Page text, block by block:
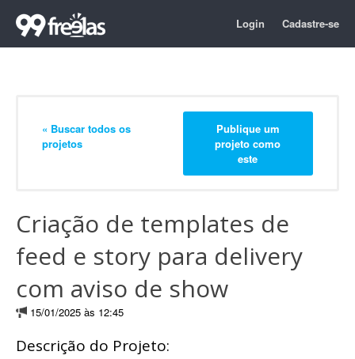
Login Cadastre-se
« Buscar todos os
projetos
Publique um
projeto como
este
Criação de templates de
feed e story para delivery
com aviso de show
15/01/2025 às 12:45
Descrição do Projeto: